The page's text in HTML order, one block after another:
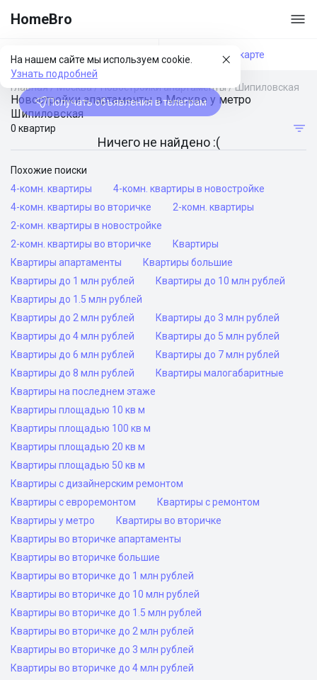
HomeBro
На нашем сайте мы используем cookie.
Узнать подробней
Получать объявления в телеграм
Фильтры На карте
Главная/Москва/Новостройки апартаменты/ Шипиловская
Новостройки апартаменты в Москве у метро
Шипиловская
0 квартир
Ничего не найдено :(
Похожие поиски
4-комн. квартиры
4-комн. квартиры в новостройке
4-комн. квартиры во вторичке
2-комн. квартиры
2-комн. квартиры в новостройке
2-комн. квартиры во вторичке
Квартиры
Квартиры апартаменты
Квартиры большие
Квартиры до 1 млн рублей
Квартиры до 10 млн рублей
Квартиры до 1.5 млн рублей
Квартиры до 2 млн рублей
Квартиры до 3 млн рублей
Квартиры до 4 млн рублей
Квартиры до 5 млн рублей
Квартиры до 6 млн рублей
Квартиры до 7 млн рублей
Квартиры до 8 млн рублей
Квартиры малогабаритные
Квартиры на последнем этаже
Квартиры площадью 10 кв м
Квартиры площадью 100 кв м
Квартиры площадью 20 кв м
Квартиры площадью 50 кв м
Квартиры с дизайнерским ремонтом
Квартиры с евроремонтом
Квартиры с ремонтом
Квартиры у метро
Квартиры во вторичке
Квартиры во вторичке апартаменты
Квартиры во вторичке большие
Квартиры во вторичке до 1 млн рублей
Квартиры во вторичке до 10 млн рублей
Квартиры во вторичке до 1.5 млн рублей
Квартиры во вторичке до 2 млн рублей
Квартиры во вторичке до 3 млн рублей
Квартиры во вторичке до 4 млн рублей